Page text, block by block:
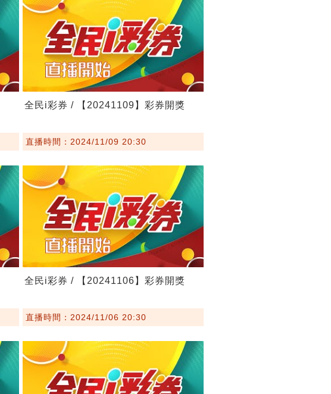
全民i彩券 / 【20241109】彩券開獎
直播時間：2024/11/09 20:30
全民i彩券 / 【20241106】彩券開獎
直播時間：2024/11/06 20:30